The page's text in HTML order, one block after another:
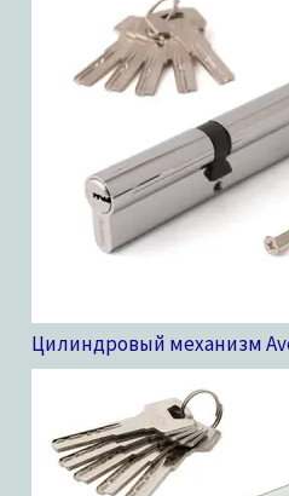
Цилиндровый механизм